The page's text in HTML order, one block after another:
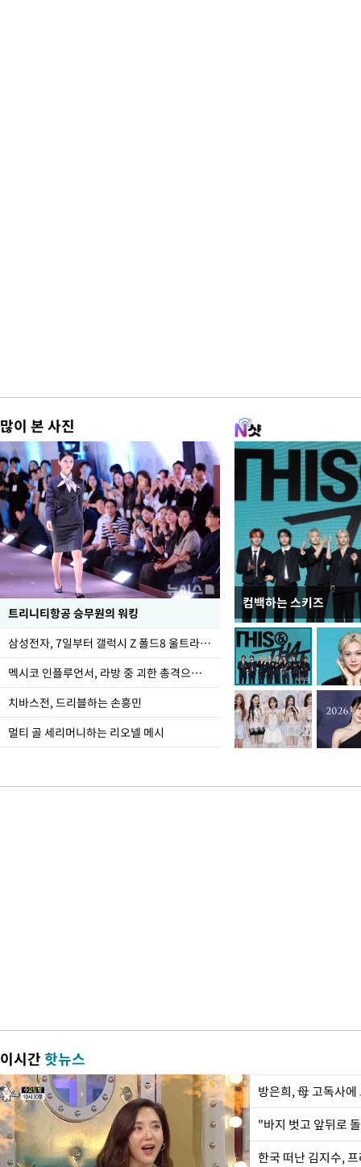
많이 본 사진
트리니티항공 승무원의 워킹
삼성전자, 7일부터 갤럭시 Z 폴드8 울트라·폴드8·플립8 출시
멕시코 인플루언서, 라방 중 괴한 총격으로 사망
치바스전, 드리블하는 손흥민
멀티 골 세리머니하는 리오넬 메시
컴백하는 스키즈
입추 하루 앞둔 전남
폭염
이시간핫뉴스
방은희, 母 고독사
한국 떠난 김지수,